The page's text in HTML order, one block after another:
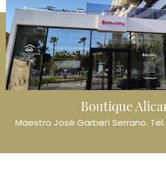
Boutique
Maestro José Garberí Serrano.